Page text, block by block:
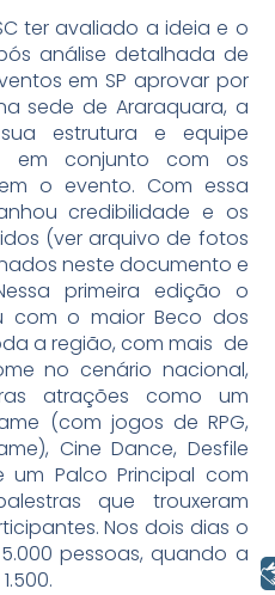
ter avaliado a ideia e o
análise detalhada de
em SP aprovar por
sede de Araraquara, a
estrutura e equipe
em conjunto com os
o evento. Com essa
credibilidade e os
(ver arquivo de fotos
neste documento e
primeira edição o
com o maior Beco dos
a região, com mais de
no cenário nacional,
atrações como um
(com jogos de RPG,
Cine Dance, Desfile
um Palco Principal com
que trouxeram
Nos dois dias o
pessoas, quando a